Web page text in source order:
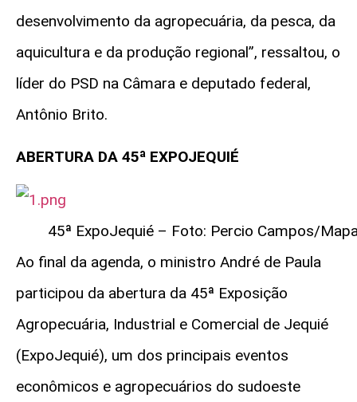
desenvolvimento da agropecuária, da pesca, da
aquicultura e da produção regional”, ressaltou, o
líder do PSD na Câmara e deputado federal,
Antônio Brito.
ABERTURA DA 45ª EXPOJEQUIÉ
45ª ExpoJequié – Foto: Percio Campos/
Ao final da agenda, o ministro André de Paula
participou da abertura da 45ª Exposição
Agropecuária, Industrial e Comercial de Jequié
(ExpoJequié), um dos principais eventos
econômicos e agropecuários do sudoeste